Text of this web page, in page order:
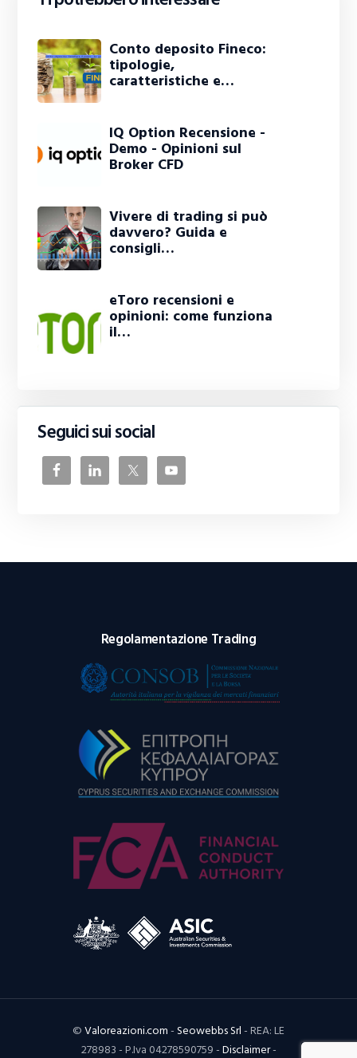
Conto deposito Fineco:
tipologie,
caratteristiche e…
IQ Option Recensione -
Demo - Opinioni sul
Broker CFD
Vivere di trading si può
davvero? Guida e
consigli…
eToro recensioni e
opinioni: come funziona
il…
Seguici sui social
Regolamentazione Trading
©Valoreazioni.com-Seowebbs Srl- REA: LE
278983 - P.Iva 04278590759 -Disclaimer-